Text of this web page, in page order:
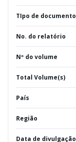
TIpo de documento
No. do relatório
Nº do volume
Total Volume(s)
País
Região
Data de divulgação